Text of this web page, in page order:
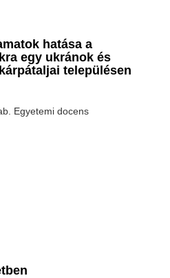
hatása a
egy ukránok és
településen
Egyetemi docens